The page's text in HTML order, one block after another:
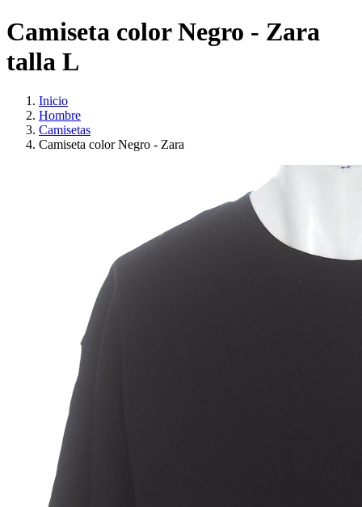
Camiseta color Negro - Zara
talla L
Inicio
Hombre
Camisetas
Camiseta color Negro - Zara